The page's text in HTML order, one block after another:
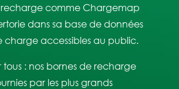
recharge comme Chargemap
dans sa base de données
charge accessibles au public.
: nos bornes de recharge
par les plus grands